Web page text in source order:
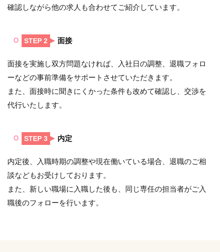
確認しながら他の求人も合わせてご紹介しています。
STEP 2 面接
面接を実施し双方問題なければ、入社日の調整、退職フォロ
ーなどの事前準備をサポートさせていただきます。
また、面接時に聞きにくかった条件も改めて確認し、交渉を
代行いたします。
STEP 3 内定
内定後、入職時期の調整や現在働いている場合、退職のご相
談などもお受けしております。
また、新しい職場に入職した後も、同じ専任の担当者がご入
職後のフォローを行います。